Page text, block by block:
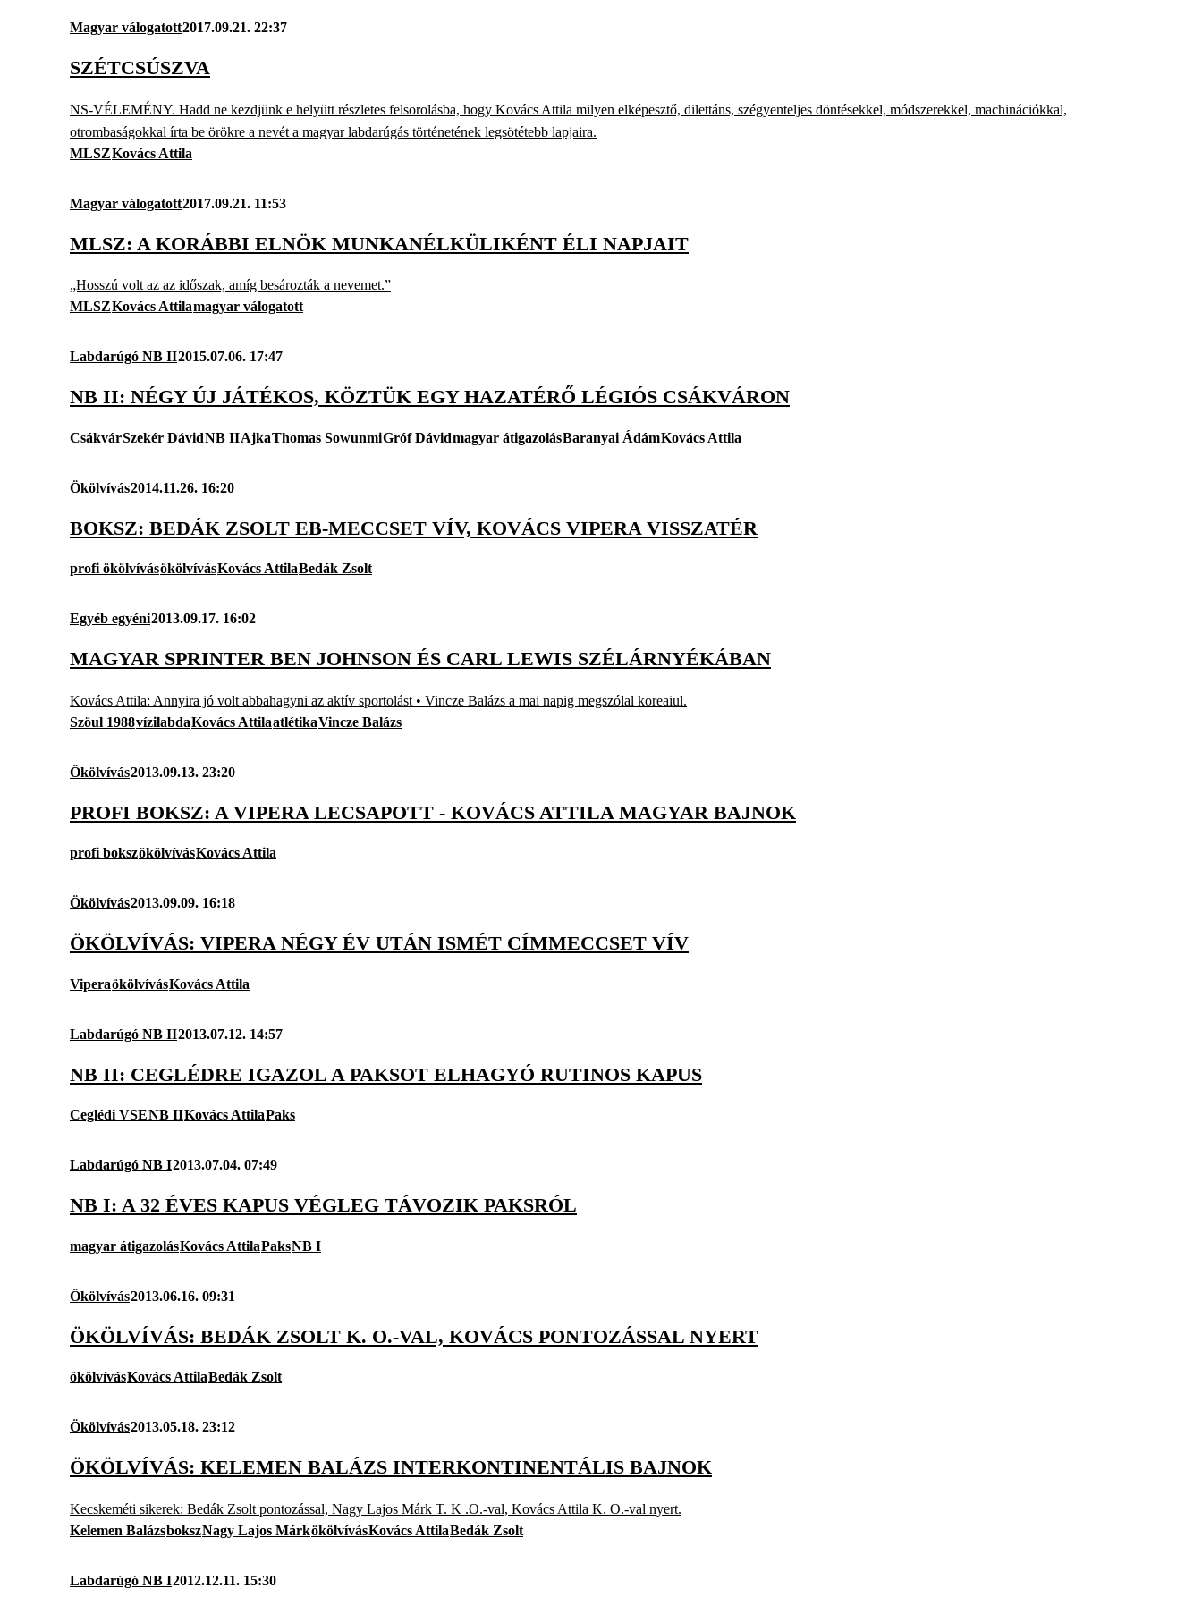
Magyar válogatott2017.09.21. 22:37
SZÉTCSÚSZVA
NS-VÉLEMÉNY. Hadd ne kezdjünk e helyütt részletes felsorolásba, hogy Kovács Attila milyen elképesztő, dilettáns, szégyenteljes döntésekkel, módszerekkel, machinációkkal,
otrombaságokkal írta be örökre a nevét a magyar labdarúgás történetének legsötétebb lapjaira.
MLSZKovács Attila
Magyar válogatott2017.09.21. 11:53
MLSZ: A KORÁBBI ELNÖK MUNKANÉLKÜLIKÉNT ÉLI NAPJAIT
„Hosszú volt az az időszak, amíg besározták a nevemet.”
MLSZKovács Attilamagyar válogatott
Labdarúgó NB II2015.07.06. 17:47
NB II: NÉGY ÚJ JÁTÉKOS, KÖZTÜK EGY HAZATÉRŐ LÉGIÓS CSÁKVÁRON
CsákvárSzekér DávidNB IIAjkaThomas SowunmiGróf Dávidmagyar átigazolásBaranyai ÁdámKovács Attila
Ökölvívás2014.11.26. 16:20
BOKSZ: BEDÁK ZSOLT EB-MECCSET VÍV, KOVÁCS VIPERA VISSZATÉR
profi ökölvívásökölvívásKovács AttilaBedák Zsolt
Egyéb egyéni2013.09.17. 16:02
MAGYAR SPRINTER BEN JOHNSON ÉS CARL LEWIS SZÉLÁRNYÉKÁBAN
Kovács Attila: Annyira jó volt abbahagyni az aktív sportolást • Vincze Balázs a mai napig megszólal koreaiul.
Szöul 1988vízilabdaKovács AttilaatlétikaVincze Balázs
Ökölvívás2013.09.13. 23:20
PROFI BOKSZ: A VIPERA LECSAPOTT - KOVÁCS ATTILA MAGYAR BAJNOK
profi bokszökölvívásKovács Attila
Ökölvívás2013.09.09. 16:18
ÖKÖLVÍVÁS: VIPERA NÉGY ÉV UTÁN ISMÉT CÍMMECCSET VÍV
ViperaökölvívásKovács Attila
Labdarúgó NB II2013.07.12. 14:57
NB II: CEGLÉDRE IGAZOL A PAKSOT ELHAGYÓ RUTINOS KAPUS
Ceglédi VSENB IIKovács AttilaPaks
Labdarúgó NB I2013.07.04. 07:49
NB I: A 32 ÉVES KAPUS VÉGLEG TÁVOZIK PAKSRÓL
magyar átigazolásKovács AttilaPaksNB I
Ökölvívás2013.06.16. 09:31
ÖKÖLVÍVÁS: BEDÁK ZSOLT K. O.-VAL, KOVÁCS PONTOZÁSSAL NYERT
ökölvívásKovács AttilaBedák Zsolt
Ökölvívás2013.05.18. 23:12
ÖKÖLVÍVÁS: KELEMEN BALÁZS INTERKONTINENTÁLIS BAJNOK
Kecskeméti sikerek: Bedák Zsolt pontozással, Nagy Lajos Márk T. K .O.-val, Kovács Attila K. O.-val nyert.
Kelemen BalázsbokszNagy Lajos MárkökölvívásKovács AttilaBedák Zsolt
Labdarúgó NB I2012.12.11. 15:30